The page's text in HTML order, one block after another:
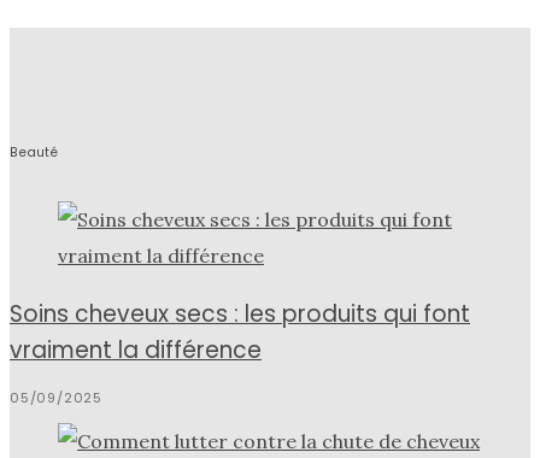
Beauté
Soins cheveux secs : les produits qui font
vraiment la différence
05/09/2025